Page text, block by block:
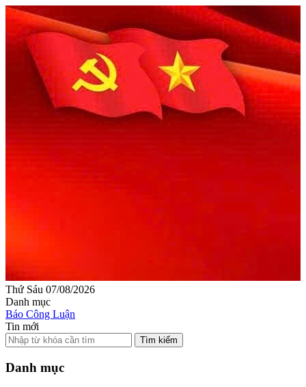
Thứ Sáu 07/08/2026
Danh mục
Báo Công Luận
Tin mới
Tìm kiếm
Danh mục